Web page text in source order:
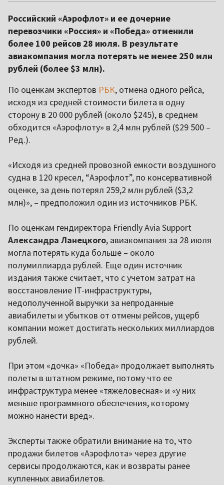
Российский «Аэрофлот» и ее дочерние
перевозчики «Россия» и «Победа» отменили
более 100 рейсов 28 июля. В результате
авиакомпания могла потерять не менее 250 млн
рублей (более $3 млн).
По оценкам экспертов РБК, отмена одного рейса,
исходя из средней стоимости билета в одну
сторону в 20 000 рублей (около $245), в среднем
обходится «Аэрофлоту» в 2,4 млн рублей ($29 500 –
Ред.).
«Исходя из средней провозной емкости воздушного
судна в 120 кресел, “Аэрофлот”, по консервативной
оценке, за день потерял 259,2 млн рублей ($3,2
млн)», – предположил один из источников РБК.
По оценкам гендиректора Friendly Avia Support
Александра Ланецкого, авиакомпания за 28 июля
могла потерять куда больше – около
полумиллиарда рублей. Еще один источник
издания также считает, что с учетом затрат на
восстановление IT-инфраструктуры,
недополученной выручки за непроданные
авиабилеты и убытков от отмены рейсов, ущерб
компании может достигать нескольких миллиардов
рублей.
При этом «дочка» «Победа» продолжает выполнять
полеты в штатном режиме, потому что ее
инфраструктура менее «тяжеловесная» и «у них
меньше программного обеспечения, которому
можно нанести вред».
Эксперты также обратили внимание на то, что
продажи билетов «Аэрофлота» через другие
сервисы продолжаются, как и возвраты ранее
купленных авиабилетов.